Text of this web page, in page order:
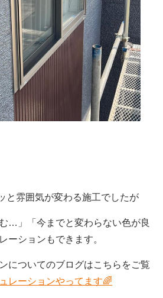
と雰囲気が変わる施工でしたが
…」「今までと変わらない色が良
ーションもできます。
についてのブログはこちらをご覧
レーションやってます🌈